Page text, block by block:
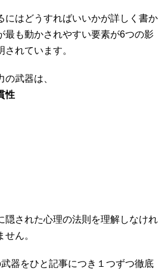
にはどうすればいいかが詳しく書か
最も動かされやすい要素が6つの影
れています。
武器は、
性
隠された心理の法則を理解しなけれ
ん。
器をひと記事につき１つずつ徹底